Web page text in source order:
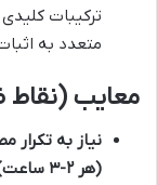
ترکیبات
متعدد به
معایب
نیاز به
(هر ۲-۳ ساعت):